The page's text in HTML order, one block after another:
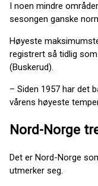
I noen mindre
sesongen ganske
Høyeste
registrert så tidlig
(Buskerud).
– Siden 1957 har det
vårens høyeste
Nord-Norge
Det er Nord-Norge
utmerker seg.